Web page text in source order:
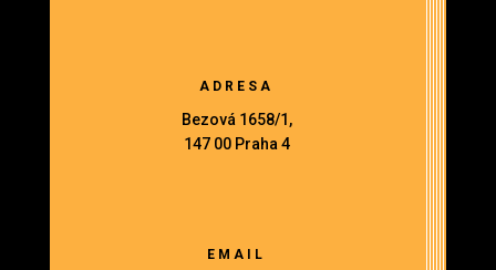
ADRESA
Bezová 1658/1,
147 00 Praha 4
EMAIL